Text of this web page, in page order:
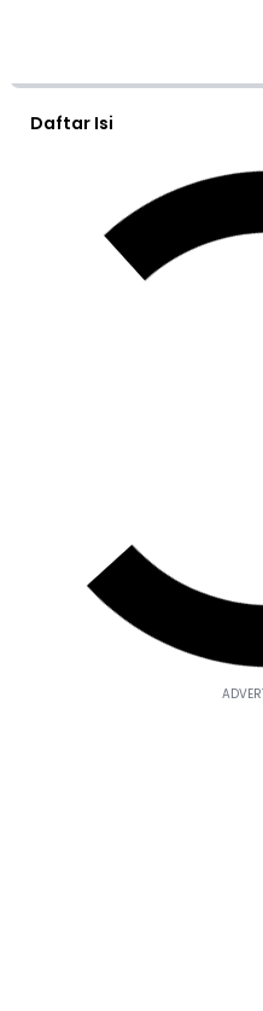
Daftar Isi